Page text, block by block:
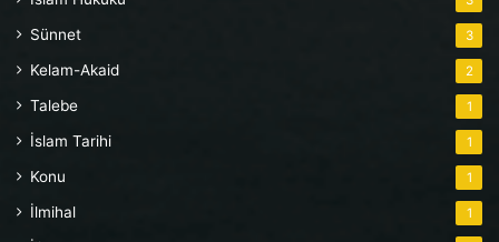
Sünnet 3
Kelam-Akaid 2
Talebe 1
İslam Tarihi 1
Konu 1
İlmihal 1